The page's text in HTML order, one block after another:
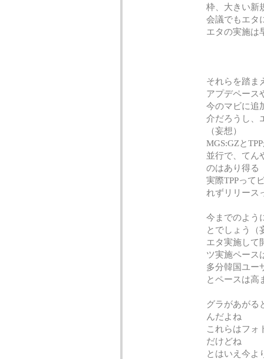
枠、大きい新
会議でもエタ
エタの実施は
それらを踏ま
アプデペース
今のマビに追
介だろうし、
（妄想）
MGS:GZと
並行で、てん
のはあり得る
実際TPPって
れずリリース
今までのよう
とでしょう（
エタ実施して
ツ実施ペース
多分韓国ユー
とペースは高
グラがあがる
んだよね
これらはフォ
だけどね
とはいえ今よ